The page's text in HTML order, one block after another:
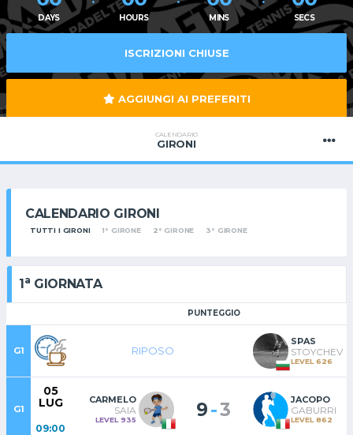
DAYS HOURS MINS SECS
ISCRIZIONI CHIUSE
AGGIUNGI AI PREFERITI
CALENDARIO
GIRONI
CALENDARIO GIRONI
TUTTI I GIRONI 1° GIRONE 2° GIRONE 3° GIRONE
1a GIORNATA
PUNTEGGIO
G1 RIPOSO
SPAS
STOYCHEV
LEVEL 626
G1
05
LUG
09:00
CARMELO
SAIA
LEVEL 935 9-3 JACOPO
GABURRI
LEVEL 862